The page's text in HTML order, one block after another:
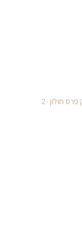
מבצעים מיוחדים לאיסוף ביריד החלומות של נתנאלה פארק פרס חולון 2-